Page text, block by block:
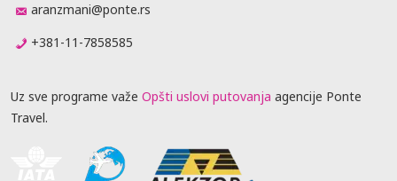
aranzmani@ponte.rs
+381-11-7858585
Uz sve programe važe Opšti uslovi putovanja agencije Ponte
Travel.